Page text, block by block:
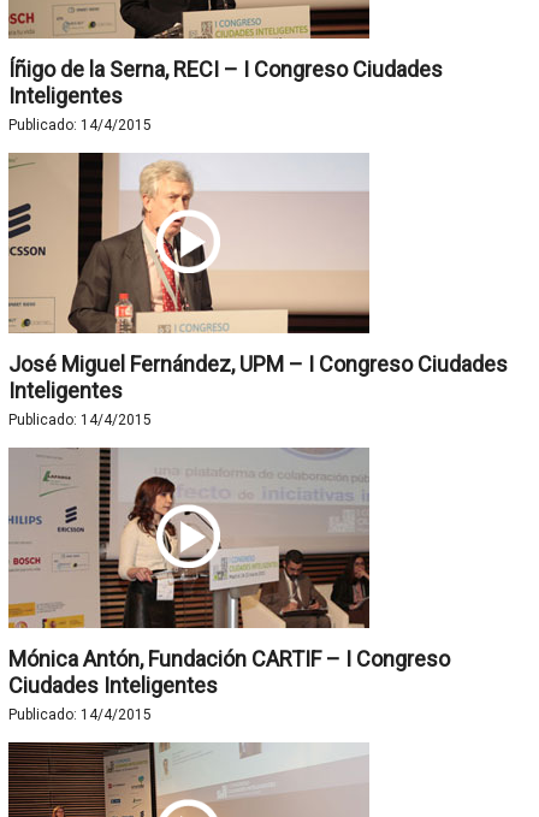
Íñigo de la Serna, RECI – I Congreso Ciudades
Inteligentes
Publicado: 14/4/2015
José Miguel Fernández, UPM – I Congreso Ciudades
Inteligentes
Publicado: 14/4/2015
Mónica Antón, Fundación CARTIF – I Congreso
Ciudades Inteligentes
Publicado: 14/4/2015